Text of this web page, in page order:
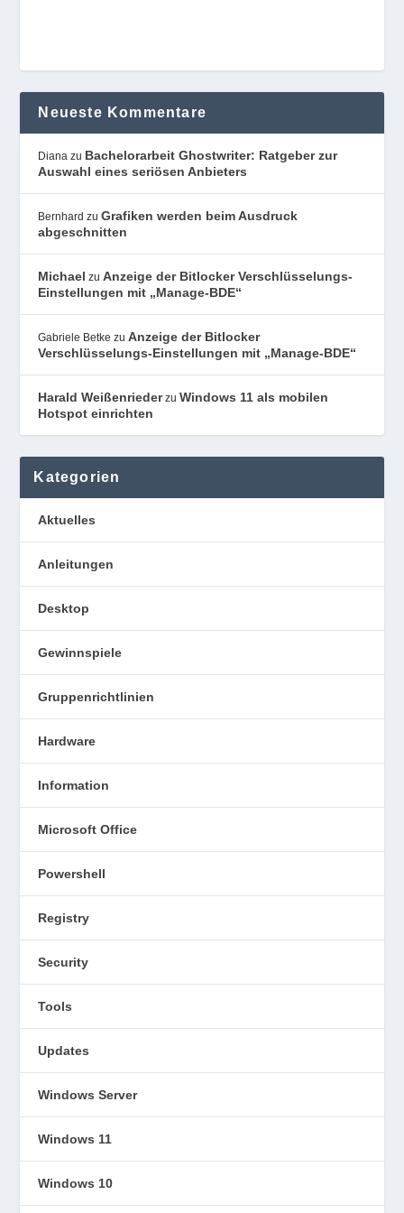
Neueste Kommentare
Diana zu Bachelorarbeit Ghostwriter: Ratgeber zur
Auswahl eines seriösen Anbieters
Bernhard zuGrafiken werden beim Ausdruck
abgeschnitten
Michael zuAnzeige der Bitlocker Verschlüsselungs-
Einstellungen mit „Manage-BDE“
Gabriele Betke zuAnzeige der Bitlocker
Verschlüsselungs-Einstellungen mit „Manage-BDE“
Harald WeißenriederzuWindows 11 als mobilen
Hotspot einrichten
Kategorien
Aktuelles
Anleitungen
Desktop
Gewinnspiele
Gruppenrichtlinien
Hardware
Information
Microsoft Office
Powershell
Registry
Security
Tools
Updates
Windows Server
Windows 11
Windows 10